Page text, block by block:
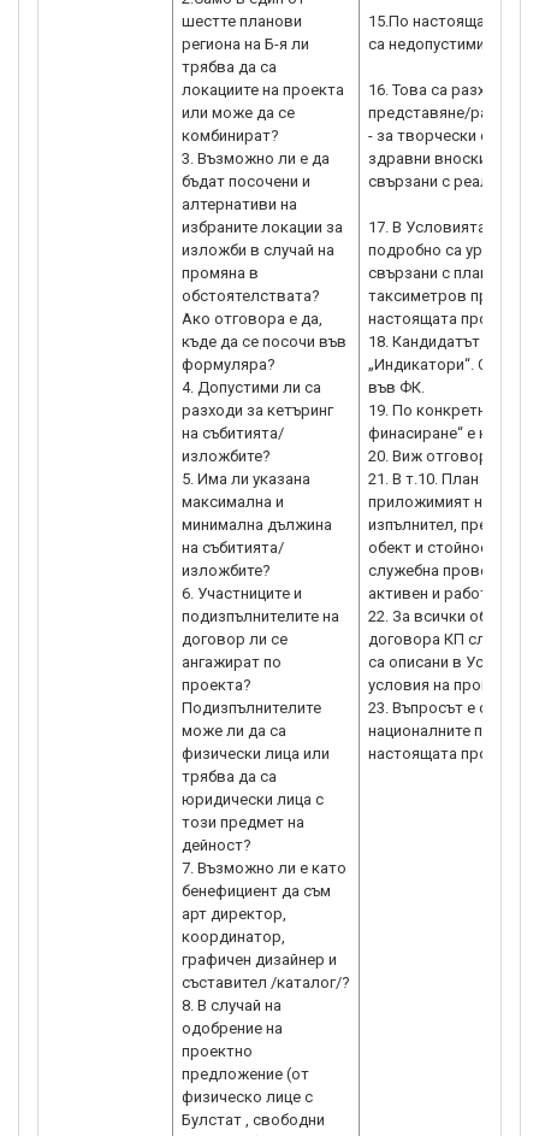
шестте планови
региона на Б-я ли
трябва да са
локациите на проекта
или може да се
комбинират?
3. Възможно ли е да
бъдат посочени и
алтернативи на
избраните локации за
изложби в случай на
промяна в
обстоятелствата?
Ако отговора е да,
къде да се посочи във
формуляра?
4. Допустими ли са
разходи за кетъринг
на събитията/
изложбите?
5. Има ли указана
максимална и
минимална дължина
на събитията/
изложбите?
6. Участниците и
подизпълнителите на
договор ли се
ангажират по
проекта?
Подизпълнителите
може ли да са
физически лица или
трябва да са
юридически лица с
този предмет на
дейност?
7. Възможно ли е като
бенефициент да съм
арт директор,
координатор,
графичен дизайнер и
съставител /каталог/?
8. В случай на
одобрение на
проектно
предложение (от
физическо лице с
Булстат , свободни
15.По настоящата
са недопустими.
16. Това са разходи
представяне/
- за творчески екип,
здравни вноски за
свързани с
17. В Условията за
подробно са уредени
свързани с
таксиметров превоз
настоящата
18. Кандидатът няма
„Индикатори“. СНД
във ФК.
19. По конкретната
финасиране“ е на
20. Виж отговор 13 от
21. В т.10. План за
приложимият
изпълнител, предмет
обект и стойност на
служебна проверка и
активен и работи.
22. За всички
договора КП следва
са описани в
условия на
23. Въпросът е
националните
настоящата процедура